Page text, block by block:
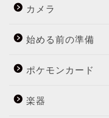
カメラ
始める前の準備
ポケモンカード
楽器